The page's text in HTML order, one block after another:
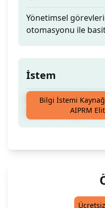
Yönetimsel
otomasyonu ile
İstem
AdminSENSE -
zeka otomasyonu
Bilgi İstemi
AIPRM